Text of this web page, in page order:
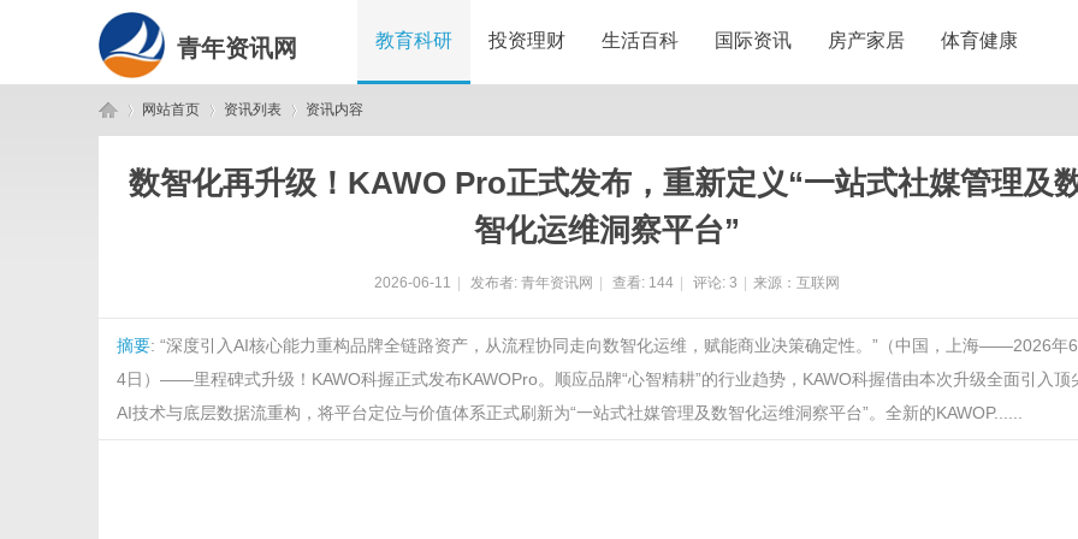
青年资讯网 教育科研 投资理财 生活百科 国际资讯 房产家居 体育健康
网站首页 资讯列表 资讯内容
数智化再升级！KAWO Pro正式发布，重新定义“一站式社媒管理及
智化运维洞察平台”
2026-06-11 发布者: 青年资讯网 查看: 144 评论: 3 来源：互联网
摘要: “深度引入AI核心能力重构品牌全链路资产，从流程协同走向数智化运维，赋能商业决策确定性。”（中国，上海——2026年
4日）——里程碑式升级！KAWO科握正式发布KAWOPro。顺应品牌“心智精耕”的行业趋势，KAWO科握借由本次升级全面引入顶
AI技术与底层数据流重构，将平台定位与价值体系正式刷新为“一站式社媒管理及数智化运维洞察平台”。全新的KAWOP......